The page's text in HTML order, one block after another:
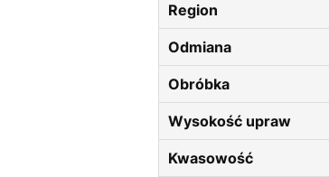
Region
Odmiana
Obróbka
Wysokość upraw
Kwasowość